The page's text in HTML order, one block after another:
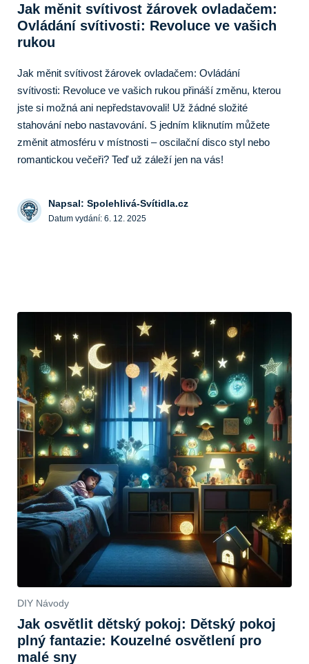
Jak měnit svítivost žárovek ovladačem:
Ovládání svítivosti: Revoluce ve vašich
rukou
Jak měnit svítivost žárovek ovladačem: Ovládání
svítivosti: Revoluce ve vašich rukou přináší změnu, kterou
jste si možná ani nepředstavovali! Už žádné složité
stahování nebo nastavování. S jedním kliknutím můžete
změnit atmosféru v místnosti – oscilační disco styl nebo
romantickou večeři? Teď už záleží jen na vás!
Napsal: Spolehlivá-Svítidla.cz
Datum vydání: 6. 12. 2025
DIY Návody
Jak osvětlit dětský pokoj: Dětský pokoj
plný fantazie: Kouzelné osvětlení pro
malé sny